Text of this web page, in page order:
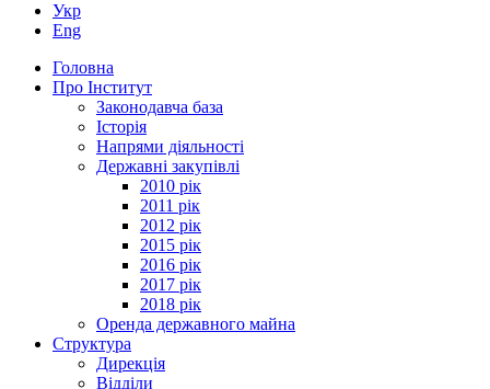
Укр
Eng
Головна
Про Інститут
Законодавча база
Історія
Напрями діяльності
Державні закупівлі
2010 рік
2011 рік
2012 рік
2015 рік
2016 рік
2017 рік
2018 рік
Оренда державного майна
Структура
Дирекція
Відділи